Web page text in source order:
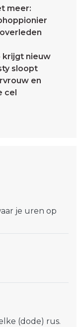
meer:
krijgt nieuw
sloopt
en
cel
je uren op
(dode) rus.